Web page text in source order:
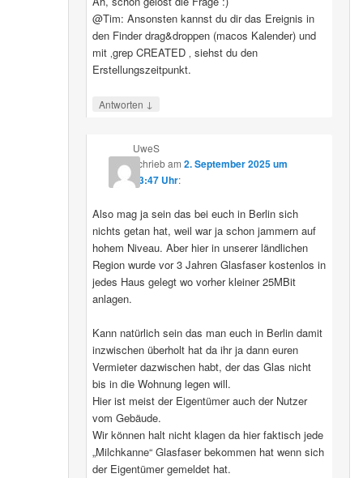
@Tim: Ansonsten kannst du dir das Ereignis in
den Finder drag&droppen (macos Kalender) und
mit ‚grep CREATED ‚ siehst du den
Erstellungszeitpunkt.
Antworten ↓
UweS
schriebam 2. September 2025 um
13:47 Uhr:
Also mag ja sein das bei euch in Berlin sich
nichts getan hat, weil war ja schon jammern auf
hohem Niveau. Aber hier in unserer ländlichen
Region wurde vor 3 Jahren Glasfaser kostenlos in
jedes Haus gelegt wo vorher kleiner 25MBit
anlagen.
Kann natürlich sein das man euch in Berlin damit
inzwischen überholt hat da ihr ja dann euren
Vermieter dazwischen habt, der das Glas nicht
bis in die Wohnung legen will.
Hier ist meist der Eigentümer auch der Nutzer
vom Gebäude.
Wir können halt nicht klagen da hier faktisch jede
„Milchkanne“ Glasfaser bekommen hat wenn sich
der Eigentümer gemeldet hat.